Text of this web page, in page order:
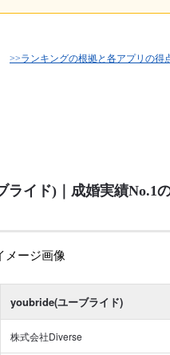
>>ランキングの根拠と各アプリの得
ライド)｜成婚実績No.1
youbride(ユーブライド)
株式会社Diverse